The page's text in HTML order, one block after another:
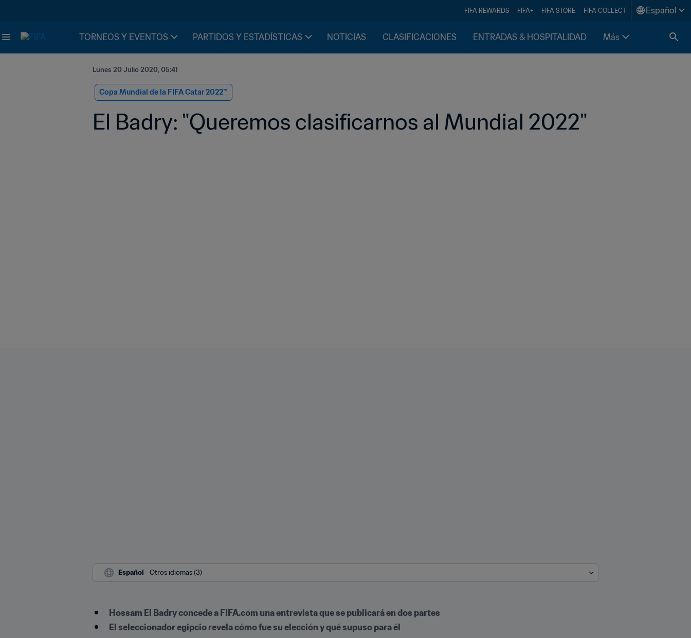
FIFA REWARDS FIFA+ FIFA STORE FIFA COLLECT Español
TORNEOS Y EVENTOS PARTIDOS Y ESTADÍSTICAS NOTICIAS CLASIFICACIONES ENTRADAS & HOSPITALIDAD Más
Lunes 20 Julio 2020, 05:41
Copa Mundial de la FIFA Catar 2022™
El Badry: "Queremos clasificarnos al Mundial 2022"
Español - Otros idiomas (3)
Hossam El Badry concede a FIFA.com una entrevista que se publicará en dos partes
El seleccionador egipcio revela cómo fue su elección y qué supuso para él